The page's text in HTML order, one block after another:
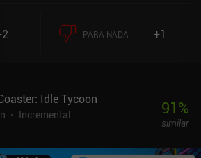
PARA NADA +1
Idle Tycoon
Incremental
91%
similar